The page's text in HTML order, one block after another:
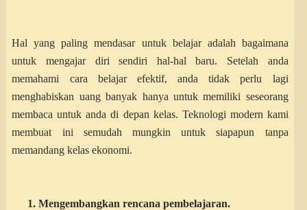
Hal yang paling mendasar untuk belajar adalah bagaimana
untuk mengajar diri sendiri hal-hal baru. Setelah anda
memahami cara belajar efektif, anda tidak perlu lagi
menghabiskan uang banyak hanya untuk memiliki seseorang
membaca untuk anda di depan kelas. Teknologi modern kami
membuat ini semudah mungkin untuk siapapun tanpa
memandang kelas ekonomi.
1. Mengembangkan rencana pembelajaran.